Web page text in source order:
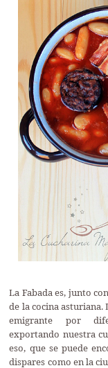
La Fabada es, junto
de la cocina
emigrante por
exportando nuestra
eso, que se puede
dispares como en la